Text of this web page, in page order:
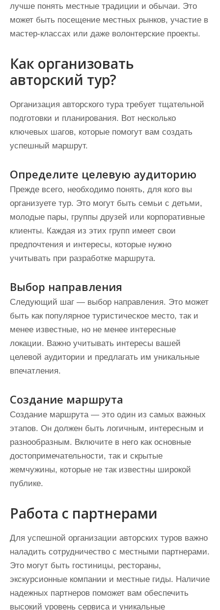
лучше понять местные традиции и обычаи. Это
может быть посещение местных рынков, участие в
мастер-классах или даже волонтерские проекты.
Как организовать
авторский тур?
Организация авторского тура требует тщательной
подготовки и планирования. Вот несколько
ключевых шагов, которые помогут вам создать
успешный маршрут.
Определите целевую аудиторию
Прежде всего, необходимо понять, для кого вы
организуете тур. Это могут быть семьи с детьми,
молодые пары, группы друзей или корпоративные
клиенты. Каждая из этих групп имеет свои
предпочтения и интересы, которые нужно
учитывать при разработке маршрута.
Выбор направления
Следующий шаг — выбор направления. Это может
быть как популярное туристическое место, так и
менее известные, но не менее интересные
локации. Важно учитывать интересы вашей
целевой аудитории и предлагать им уникальные
впечатления.
Создание маршрута
Создание маршрута — это один из самых важных
этапов. Он должен быть логичным, интересным и
разнообразным. Включите в него как основные
достопримечательности, так и скрытые
жемчужины, которые не так известны широкой
публике.
Работа с партнерами
Для успешной организации авторских туров важно
наладить сотрудничество с местными партнерами.
Это могут быть гостиницы, рестораны,
экскурсионные компании и местные гиды. Наличие
надежных партнеров поможет вам обеспечить
высокий уровень сервиса и уникальные